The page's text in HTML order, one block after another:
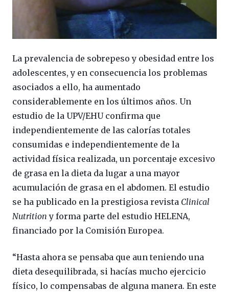
La prevalencia de sobrepeso y obesidad entre los
adolescentes, y en consecuencia los problemas
asociados a ello, ha aumentado
considerablemente en los últimos años. Un
estudio de la UPV/EHU confirma que
independientemente de las calorías totales
consumidas e independientemente de la
actividad física realizada, un porcentaje excesivo
de grasa en la dieta da lugar a una mayor
acumulación de grasa en el abdomen. El estudio
se ha publicado en la prestigiosa revista Clinical
Nutrition y forma parte del estudio HELENA,
financiado por la Comisión Europea.
“Hasta ahora se pensaba que aun teniendo una
dieta desequilibrada, si hacías mucho ejercicio
físico, lo compensabas de alguna manera. En este